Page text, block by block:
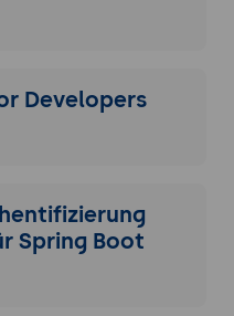
Developers
Spring Boot